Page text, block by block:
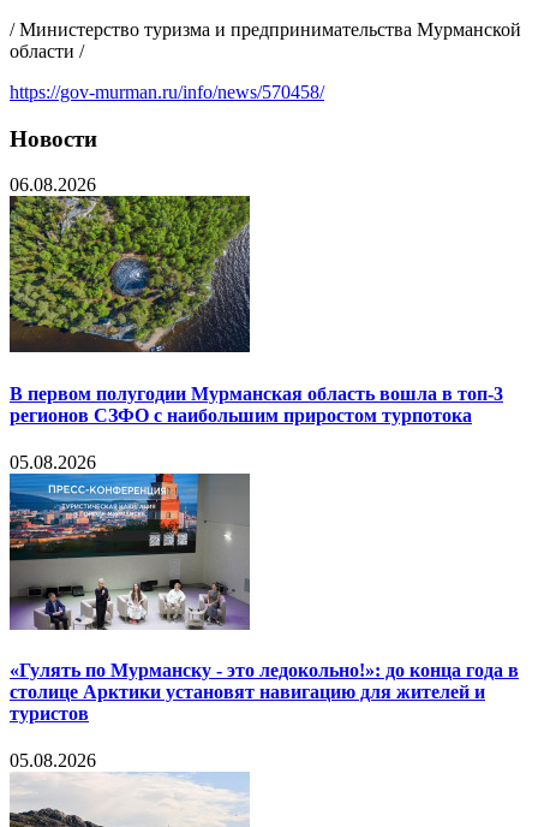
/ Министерство туризма и предпринимательства Мурманской
области /
https://gov-murman.ru/info/news/570458/
Новости
06.08.2026
В первом полугодии Мурманская область вошла в топ-3
регионов СЗФО с наибольшим приростом турпотока
05.08.2026
«Гулять по Мурманску - это ледокольно!»: до конца года в
столице Арктики установят навигацию для жителей и
туристов
05.08.2026